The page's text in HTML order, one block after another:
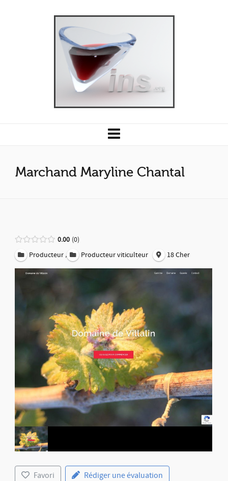
Marchand Maryline Chantal
0.00 0
Producteur , Producteur viticulteur 18 Cher
Favori
Rédiger une évaluation